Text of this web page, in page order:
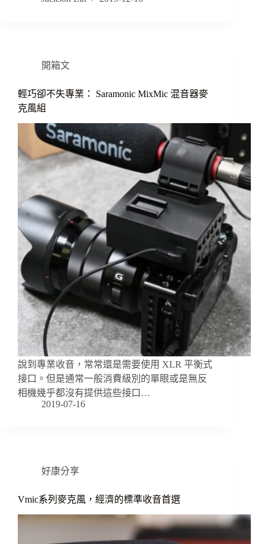
開箱文
輕巧卻不失專業： Saramonic MixMic 混音器麥
克風組
說到專業收音，常常還是需要使用 XLR 平衡式
接口。但是通常一般消費級別的單眼或是無反
相機幾乎都沒有提供這些接口…
2019-07-16
好康分享
Vmic系列麥克風，經濟的標準收音首選